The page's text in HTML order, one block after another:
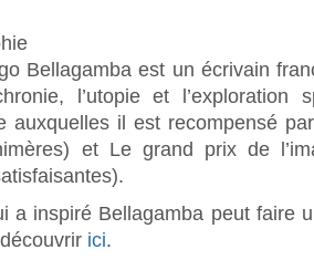
Bellagamba est un écrivain
l’utopie et l’exploration
auxquelles il est recompensé
et Le grand prix de
a inspiré Bellagamba peut faire
ici.